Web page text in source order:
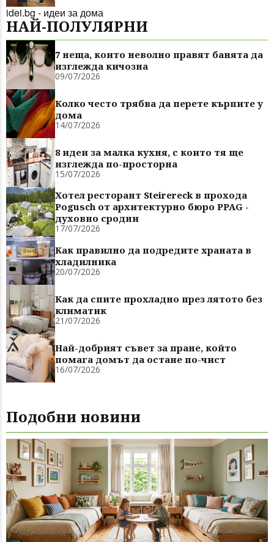
idei.bg - идеи за дома
НАЙ-ПОЛУЛЯРНИ
7 неща, които неволно правят банята да
изглежда кичозна
09/07/2026
Колко често трябва да перете кърпите у
дома
14/07/2026
8 идеи за малка кухня, с които тя ще
изглежда по-просторна
15/07/2026
Хотел ресторант Steirereck в прохода
Pogusch от архитектурно бюро PPAG -
духовно сродни
17/07/2026
Как правилно да подредите храната в
хладилника
20/07/2026
Как да спите прохладно през лятото без
климатик
21/07/2026
Най-добрият съвет за пране, който
помага домът да остане по-чист
16/07/2026
Подобни новини